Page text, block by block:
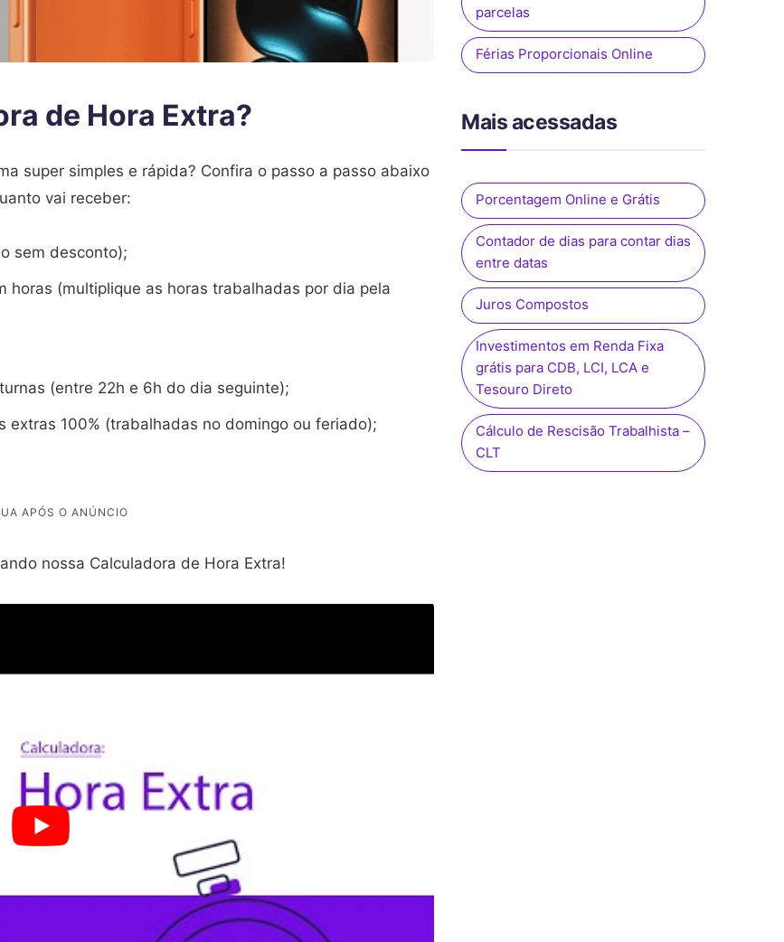
de Hora Extra?
super simples e rápida? Confira o passo a passo abaixo
vai receber:
sem desconto);
horas (multiplique as horas trabalhadas por dia pela
(entre 22h e 6h do dia seguinte);
extras 100% (trabalhadas no domingo ou feriado);
nossa Calculadora de Hora Extra!
parcelas
Férias Proporcionais Online
Mais acessadas
Porcentagem Online e Grátis
Contador de dias para contar dias
entre datas
Juros Compostos
Investimentos em Renda Fixa
grátis para CDB, LCI, LCA e
Tesouro Direto
Cálculo de Rescisão Trabalhista –
CLT